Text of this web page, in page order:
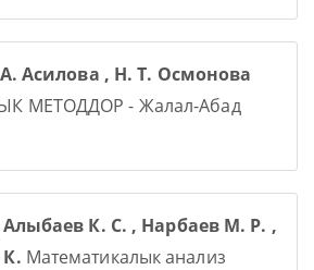
Асилова , Н. Т. Осмонова
МЕТОДДОР - Жалал-Абад
К. С. , Нарбаев М. Р. ,
Математикалык анализ